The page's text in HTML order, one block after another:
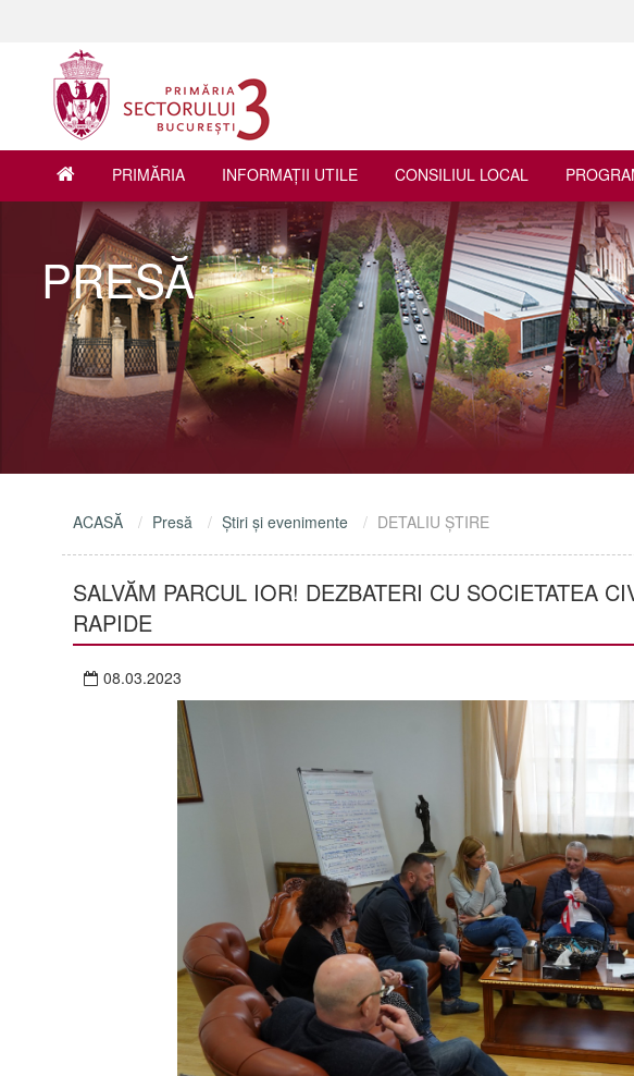
PRIMĂRIA INFORMAŢII UTILE CONSILIUL LOCAL
PRESĂ
ACASĂ Presă Ştiri şi evenimente DETALIU ŞTIRE
SALVĂM PARCUL IOR! DEZBATERI CU SOCIETATEA
RAPIDE
08.03.2023